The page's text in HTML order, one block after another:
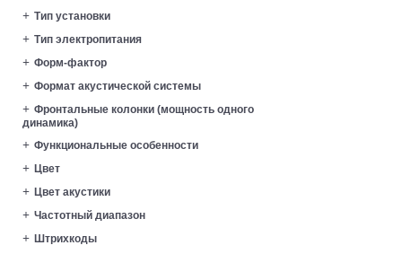
Тип установки
Тип электропитания
Форм-фактор
Формат акустической системы
Фронтальные колонки (мощность одного
динамика)
Функциональные особенности
Цвет
Цвет акустики
Частотный диапазон
Штрихкоды